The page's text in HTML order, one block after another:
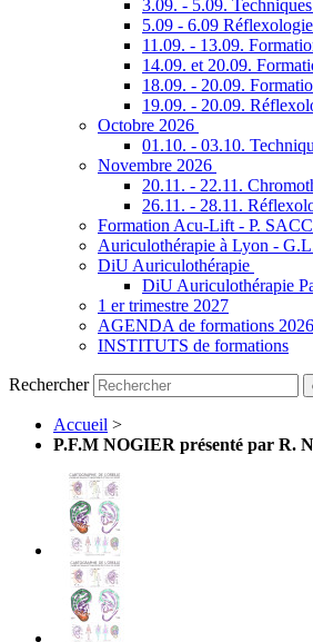
3.09. - 5.09.
5.09 - 6.09
11.09. - 13.09.
14.09. et 20.09.
18.09. - 20.09.
19.09. - 20.09.
Octobre 2026
01.10. - 03.10.
Novembre 2026
20.11. - 22.11.
26.11. - 28.11.
Formation Acu-Lift - P.
Auriculothérapie à Lyon -
DiU Auriculothérapie
DiU Auriculothérapie
1 er trimestre 2027
AGENDA de formations 2026
INSTITUTS de formations
Rechercher
Accueil >
P.F.M NOGIER présenté par R.